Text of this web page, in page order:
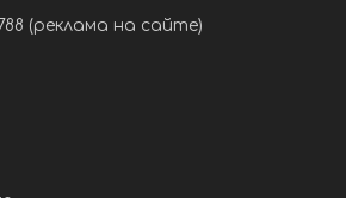
(реклама на сайте)